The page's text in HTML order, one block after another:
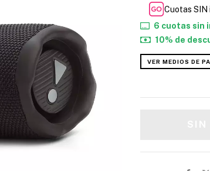
Cuotas SIN
6 cuotas sin
10% de
VER MEDIOS DE